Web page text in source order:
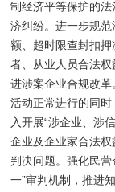
制经济平等保护的
济纠纷。进一步规
额、超时限查封扣
者、从业人员合法
进涉案企业合规改
活动正常进行的同
入开展“涉企业、涉
企业及企业家合法
判决问题。强化民
一”审判机制，推进